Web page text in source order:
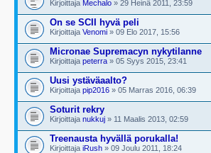
Kirjoittaja Mechalo » 29 Heinä 2011, 23:59
On se SCII hyvä peli
Kirjoittaja Venomi » 09 Elo 2017, 15:56
Micronae Supremacyn nykytilanne
Kirjoittaja peterra » 05 Syys 2015, 23:41
Uusi ystäväaalto?
Kirjoittaja pip2016 » 05 Marras 2016, 06:39
Soturit rekry
Kirjoittaja nukkuj » 11 Maalis 2013, 02:59
Treenausta hyvällä porukalla!
Kirjoittaja iRush » 09 Joulu 2011, 18:24